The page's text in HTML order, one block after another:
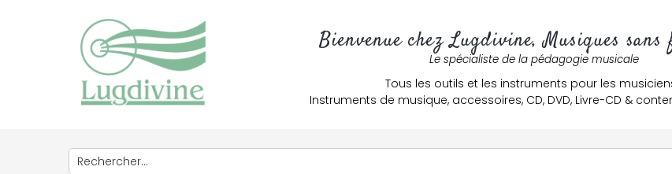
Bienvenue chez Lugdivine, Musiques
Le spécialiste de la pédagogie musicale
Tous les outils et les instruments pour les
Instruments de musique, accessoires, CD, DVD, Livre-CD &